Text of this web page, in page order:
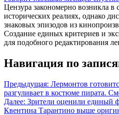
Цензура закономерно возникла
исторических реалиях, однако
знаковых эпизодов из
Создание единых критериев и
для подобного редактирования
Навигация по
Предыдущая: Лермонтов
разгуливает в костюме пирата.
Далее: Зрители оценили единый
Квентина Тарантино выше